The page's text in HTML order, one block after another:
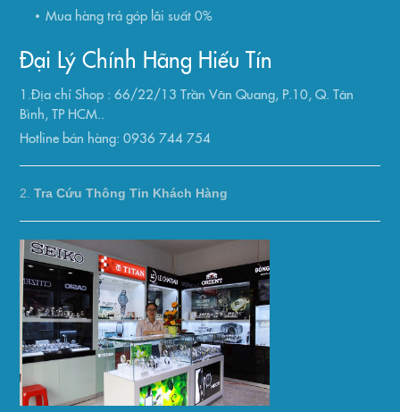
Mua hàng trả góp lãi suất 0%
Đại Lý Chính Hãng Hiếu Tín
1.Địa chỉ Shop : 66/22/13 Trần Văn Quang, P.10, Q. Tân
Bình, TP HCM..
Hotline bán hàng: 0936 744 754
2.Tra Cứu Thông Tin Khách Hàng